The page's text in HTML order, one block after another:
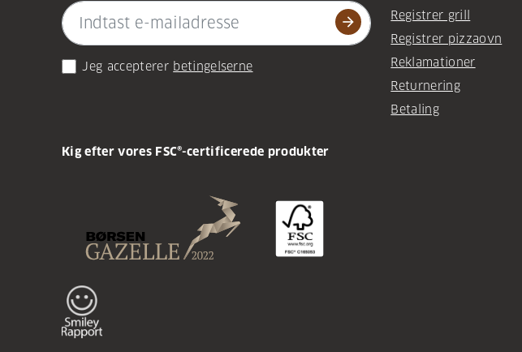
arrow_forward
Jeg accepterer betingelserne
Registrer grill
Registrer pizzaovn
Reklamationer
Returnering
Betaling
Kig efter vores FSC®-certificerede produkter